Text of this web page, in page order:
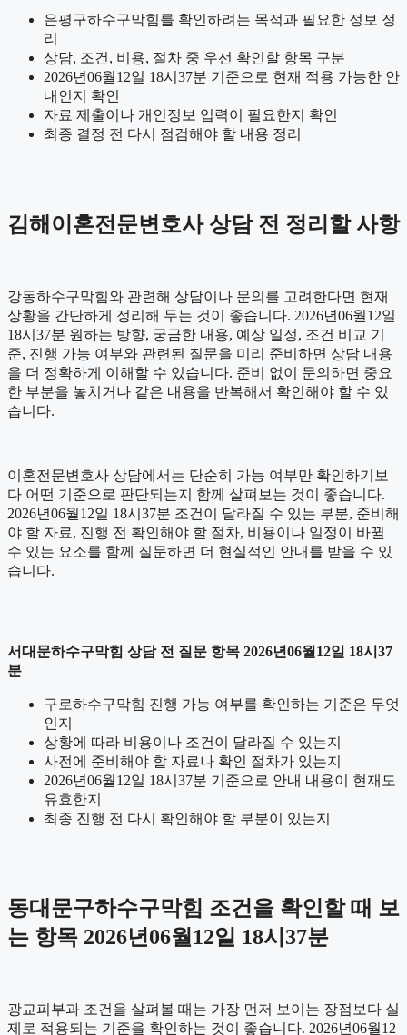
은평구하수구막힘를 확인하려는 목적과 필요한 정보 정
리
상담, 조건, 비용, 절차 중 우선 확인할 항목 구분
2026년06월12일 18시37분 기준으로 현재 적용 가능한 안
내인지 확인
자료 제출이나 개인정보 입력이 필요한지 확인
최종 결정 전 다시 점검해야 할 내용 정리
김해이혼전문변호사 상담 전 정리할 사항
강동하수구막힘와 관련해 상담이나 문의를 고려한다면 현재
상황을 간단하게 정리해 두는 것이 좋습니다. 2026년06월12일
18시37분 원하는 방향, 궁금한 내용, 예상 일정, 조건 비교 기
준, 진행 가능 여부와 관련된 질문을 미리 준비하면 상담 내용
을 더 정확하게 이해할 수 있습니다. 준비 없이 문의하면 중요
한 부분을 놓치거나 같은 내용을 반복해서 확인해야 할 수 있
습니다.
이혼전문변호사 상담에서는 단순히 가능 여부만 확인하기보
다 어떤 기준으로 판단되는지 함께 살펴보는 것이 좋습니다.
2026년06월12일 18시37분 조건이 달라질 수 있는 부분, 준비해
야 할 자료, 진행 전 확인해야 할 절차, 비용이나 일정이 바뀔
수 있는 요소를 함께 질문하면 더 현실적인 안내를 받을 수 있
습니다.
서대문하수구막힘 상담 전 질문 항목 2026년06월12일 18시37
분
구로하수구막힘 진행 가능 여부를 확인하는 기준은 무엇
인지
상황에 따라 비용이나 조건이 달라질 수 있는지
사전에 준비해야 할 자료나 확인 절차가 있는지
2026년06월12일 18시37분 기준으로 안내 내용이 현재도
유효한지
최종 진행 전 다시 확인해야 할 부분이 있는지
동대문구하수구막힘 조건을 확인할 때 보
는 항목 2026년06월12일 18시37분
광교피부과 조건을 살펴볼 때는 가장 먼저 보이는 장점보다 실
제로 적용되는 기준을 확인하는 것이 좋습니다. 2026년06월12